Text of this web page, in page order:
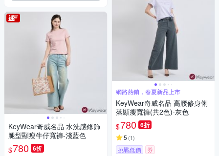
KeyWear奇威名品 水洗感修飾
腿型顯瘦牛仔寬褲-淺藍色
$780 6折
網路熱銷，春夏新品上市
KeyWear奇威名品 高腰修身俐
落顯瘦寬褲(共2色)-灰色
$780 6折
5 (1)
挑戰低價 券